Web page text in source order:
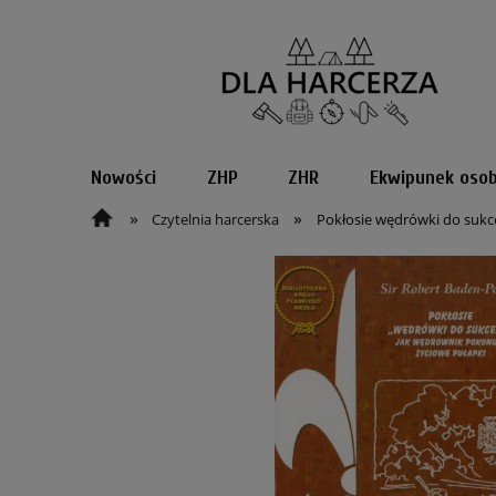
Nowości ZHP ZHR Ekwipunek
» Czytelnia harcerska » Pokłosie wędrówki do